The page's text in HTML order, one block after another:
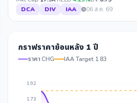
DCA
DIV IAA 06 ส.ค. 69
กราฟราคาย้อนหลัง 1 ปี
ราคา CHG IAA Target 1.83
1.92
1.73